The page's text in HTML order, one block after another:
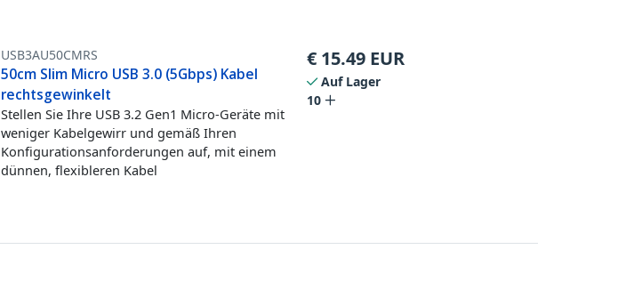
USB3AU50CMRS
50cm Slim Micro USB 3.0 (5Gbps) Kabel
rechtsgewinkelt
Stellen Sie Ihre USB 3.2 Gen1 Micro-Geräte mit
weniger Kabelgewirr und gemäß Ihren
Konfigurationsanforderungen auf, mit einem
dünnen, flexibleren Kabel
€ 15.49 EUR
Auf Lager
10